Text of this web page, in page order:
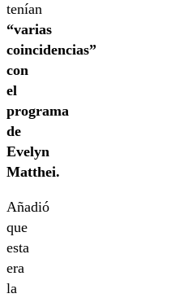
tenían
“varias
coincidencias”
con
el
programa
de
Evelyn
Matthei.
Añadió
que
esta
era
la